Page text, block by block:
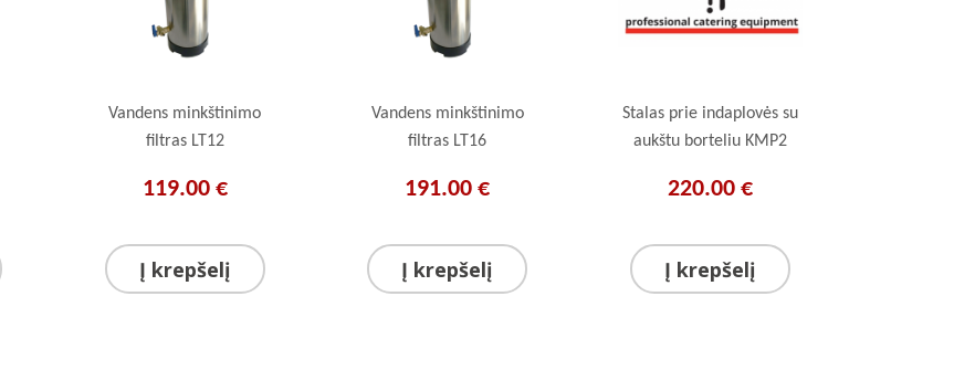
Vandens minkštinimo
filtras LT12
119.00 €
Į krepšelį
Vandens minkštinimo
filtras LT16
191.00 €
Į krepšelį
Stalas prie indaplovės su
aukštu borteliu KMP2
220.00 €
Į krepšelį